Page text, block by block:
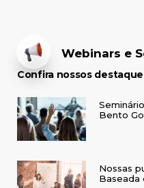
Webinars e
Confira nossos
Bento
Nossas
Baseada